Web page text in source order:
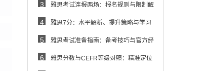
3
雅思考试连报两场：报名规则与限制解
4
雅思7分：水平解析、提升策略与学习
5
雅思考试准备指南：备考技巧与官方经
6
雅思分数与CEFR等级对照：精准定位